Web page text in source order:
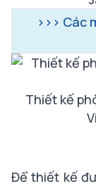
>>> Các
Thiết kế
Để thiết kế